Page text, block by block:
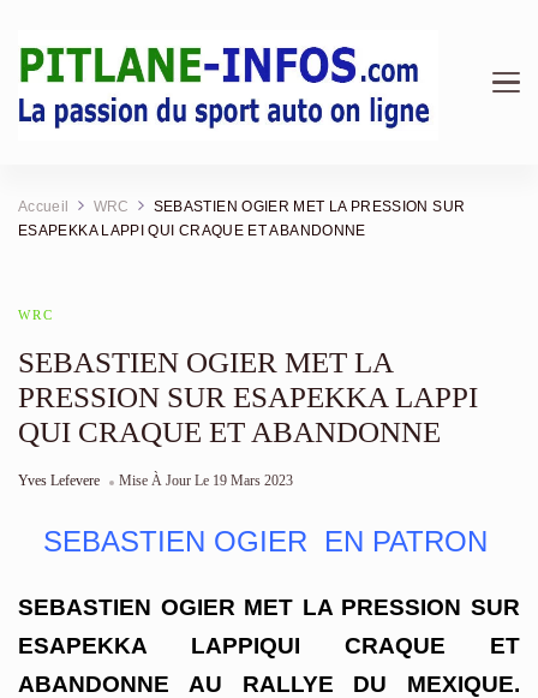
Actualité Sport Auto
Accueil WRC
SEBASTIEN OGIER MET LA PRESSION SUR
ESAPEKKA LAPPI QUI CRAQUE ET ABANDONNE
WRC
SEBASTIEN OGIER MET LA
PRESSION SUR ESAPEKKA LAPPI
QUI CRAQUE ET ABANDONNE
Yves Lefevere Mise À Jour Le 19 Mars 2023
SEBASTIEN OGIER EN PATRON
SEBASTIEN OGIER MET LA PRESSION SUR
ESAPEKKA LAPPIQUI CRAQUE ET
ABANDONNE AU RALLYE DU MEXIQUE.